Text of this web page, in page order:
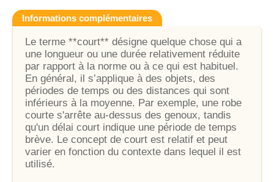
Informations complémentaires
Le terme **court** désigne quelque chose qui a
une longueur ou une durée relativement réduite
par rapport à la norme ou à ce qui est habituel.
En général, il s’applique à des objets, des
périodes de temps ou des distances qui sont
inférieurs à la moyenne. Par exemple, une robe
courte s'arrête au-dessus des genoux, tandis
qu'un délai court indique une période de temps
brève. Le concept de court est relatif et peut
varier en fonction du contexte dans lequel il est
utilisé.